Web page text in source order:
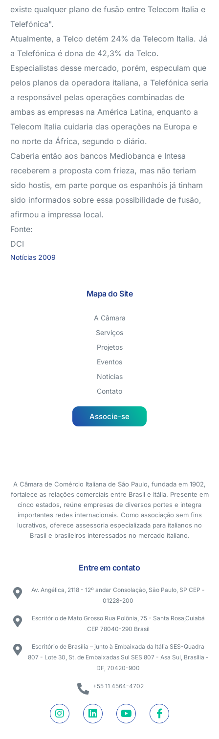
existe qualquer plano de fusão entre Telecom Italia e
Telefónica".
Atualmente, a Telco detém 24% da Telecom Italia. Já
a Telefónica é dona de 42,3% da Telco.
Especialistas desse mercado, porém, especulam que
pelos planos da operadora italiana, a Telefónica seria
a responsável pelas operações combinadas de
ambas as empresas na América Latina, enquanto a
Telecom Italia cuidaria das operações na Europa e
no norte da África, segundo o diário.
Caberia então aos bancos Mediobanca e Intesa
receberem a proposta com frieza, mas não teriam
sido hostis, em parte porque os espanhóis já tinham
sido informados sobre essa possibilidade de fusão,
afirmou a impressa local.
Fonte:
DCI
Notícias 2009
Mapa do Site
A Câmara
Serviços
Projetos
Eventos
Notícias
Contato
Associe-se
A Câmara de Comércio Italiana de São Paulo, fundada em 1902,
fortalece as relações comerciais entre Brasil e Itália. Presente em
cinco estados, reúne empresas de diversos portes e integra
importantes redes internacionais. Como associação sem fins
lucrativos, oferece assessoria especializada para italianos no
Brasil e brasileiros interessados no mercado italiano.
Entre em contato
Av. Angélica, 2118 - 12º andar Consolação, São Paulo, SP CEP -
01228-200
Escritório de Mato Grosso Rua Polônia, 75 - Santa Rosa,Cuiabá
CEP 78040-290 Brasil
Escritório de Brasília – junto à Embaixada da Itália SES-Quadra
807 - Lote 30, St. de Embaixadas Sul SES 807 - Asa Sul, Brasília -
DF, 70420-900
+55 11 4564-4702